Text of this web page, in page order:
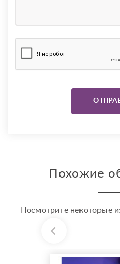
Похожие
Посмотрите некоторые